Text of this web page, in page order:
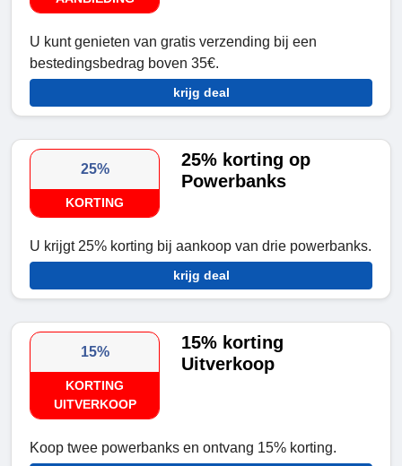
U kunt genieten van gratis verzending bij een
bestedingsbedrag boven 35€.
krijg deal
25%
KORTING
25% korting op
Powerbanks
U krijgt 25% korting bij aankoop van drie powerbanks.
krijg deal
15%
KORTING
UITVERKOOP
15% korting
Uitverkoop
Koop twee powerbanks en ontvang 15% korting.